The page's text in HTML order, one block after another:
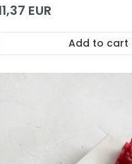
EUR
Add to cart